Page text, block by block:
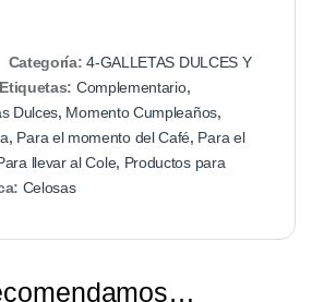
Categoría:4-GALLETAS DULCES Y
Etiquetas: Complementario,
Dulces, Momento Cumpleaños,
, Para el momento del Café, Para el
llevar al Cole, Productos para
Celosas